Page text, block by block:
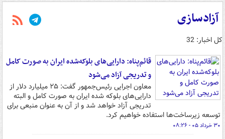
آزادسازی
کل اخبار: 32
قائم‌پناه: دارایی‌های بلوکه‌شده ایران به صورت کامل
و تدریجی آزاد می‌شود
معاون اجرایی رئیس‌جمهور گفت: ۲۵ میلیارد دلار از
دارایی‌های بلوکه شده ایران به صورت کامل و البته
تدریجی آزاد خواهد شد و از آن به عنوان منبعی برای
توسعه زیرساخت‌ها استفاده خواهیم کرد.
۳۰ خرداد ۰۵ - ۰۸:۲۶